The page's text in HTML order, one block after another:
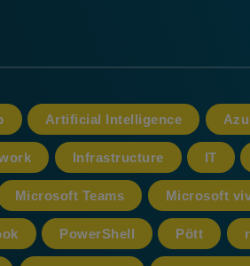
Artificial Intelligence
Infrastructure IT
Microsoft Teams Microsoft
PowerShell Pött